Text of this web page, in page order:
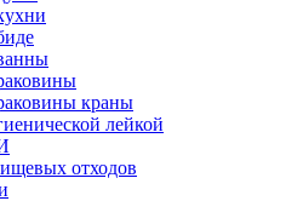
краны
лейкой
отходов